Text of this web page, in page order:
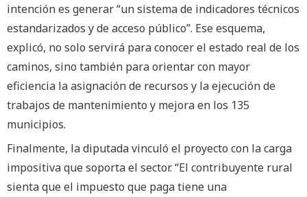
intención es generar “un sistema de indicadores técnicos
estandarizados y de acceso público”. Ese esquema,
explicó, no solo servirá para conocer el estado real de los
caminos, sino también para orientar con mayor
eficiencia la asignación de recursos y la ejecución de
trabajos de mantenimiento y mejora en los 135
municipios.
Finalmente, la diputada vinculó el proyecto con la carga
impositiva que soporta el sector. “El contribuyente rural
sienta que el impuesto que paga tiene una